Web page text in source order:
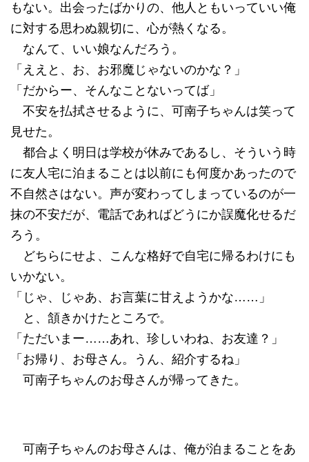
もない。出会ったばかりの、他人ともいっていい俺
に対する思わぬ親切に、心が熱くなる。
なんて、いい娘なんだろう。
「ええと、お、お邪魔じゃないのかな？」
「だからー、そんなことないってば」
不安を払拭させるように、可南子ちゃんは笑って
見せた。
都合よく明日は学校が休みであるし、そういう時
に友人宅に泊まることは以前にも何度かあったので
不自然さはない。声が変わってしまっているのが一
抹の不安だが、電話であればどうにか誤魔化せるだ
ろう。
どちらにせよ、こんな格好で自宅に帰るわけにも
いかない。
「じゃ、じゃあ、お言葉に甘えようかな……」
と、頷きかけたところで。
「ただいまー……あれ、珍しいわね、お友達？」
「お帰り、お母さん。うん、紹介するね」
可南子ちゃんのお母さんが帰ってきた。
可南子ちゃんのお母さんは、俺が泊まることをあ